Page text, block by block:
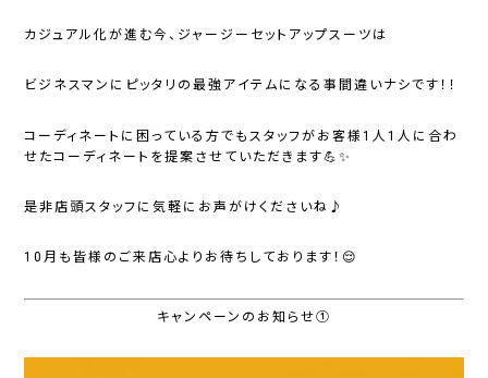
カジュアル化が進む今、ジャージーセットアップスーツは
ビジネスマンにピッタリの最強アイテムになる事間違いナシです！！
コーディネートに困っている方でもスタッフがお客様1人1人に合わ
せたコーディネートを提案させていただきます💪✨
是非店頭スタッフに気軽にお声がけくださいね♪
10月も皆様のご来店心よりお待ちしております！😌
キャンペーンのお知らせ①